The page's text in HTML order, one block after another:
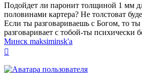
Подойдет ли паронит толщиной 1 мм
половинами картера? Не толстоват
Если ты разговариваешь с Богом, то
разговаривает с тобой-ты психически
Минск maksiminsk'а
началу